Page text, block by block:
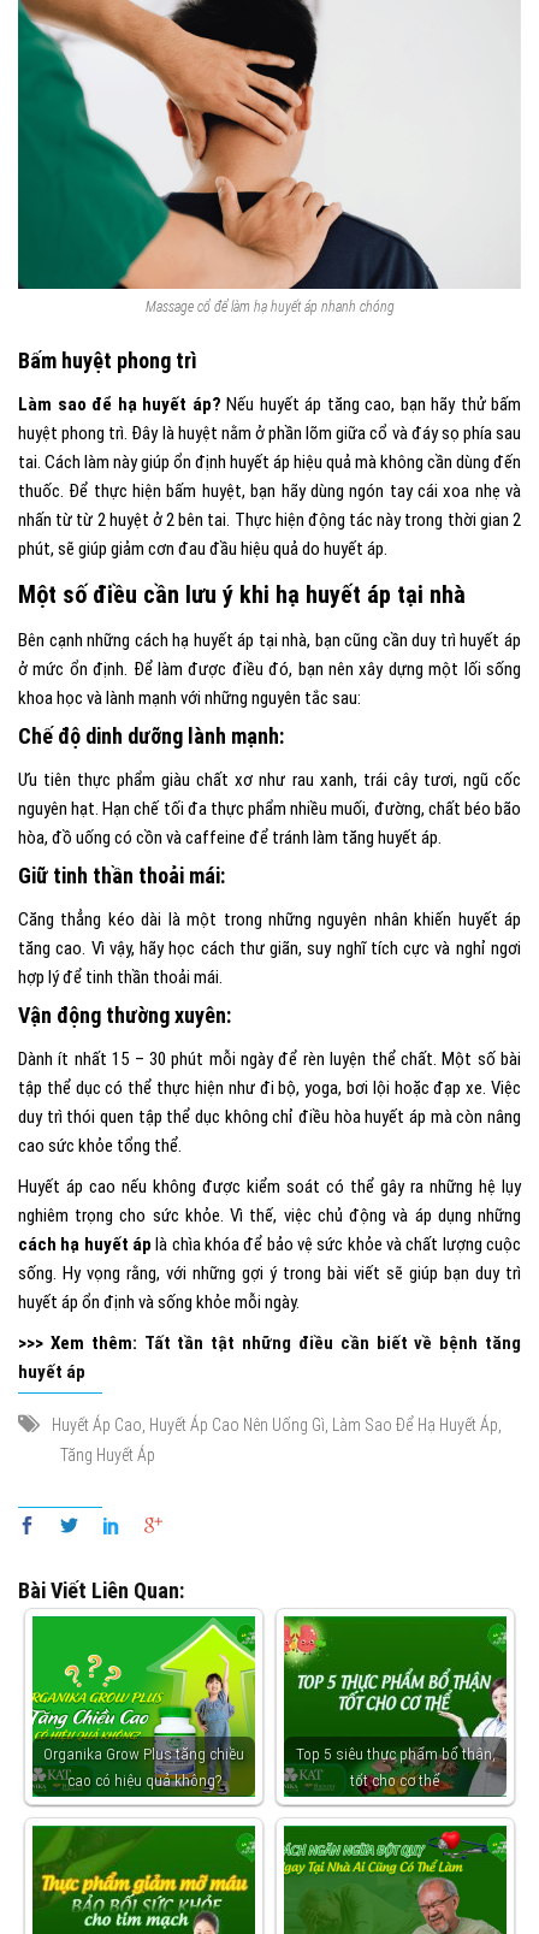
Massage cổ để làm hạ huyết áp nhanh chóng
Bấm huyệt phong trì
Làm sao để hạ huyết áp? Nếu huyết áp tăng cao, bạn hãy thử bấm
huyệt phong trì. Đây là huyệt nằm ở phần lõm giữa cổ và đáy sọ phía sau
tai. Cách làm này giúp ổn định huyết áp hiệu quả mà không cần dùng đến
thuốc. Để thực hiện bấm huyệt, bạn hãy dùng ngón tay cái xoa nhẹ và
nhấn từ từ 2 huyệt ở 2 bên tai. Thực hiện động tác này trong thời gian 2
phút, sẽ giúp giảm cơn đau đầu hiệu quả do huyết áp.
Một số điều cần lưu ý khi hạ huyết áp tại nhà
Bên cạnh những cách hạ huyết áp tại nhà, bạn cũng cần duy trì huyết áp
ở mức ổn định. Để làm được điều đó, bạn nên xây dựng một lối sống
khoa học và lành mạnh với những nguyên tắc sau:
Chế độ dinh dưỡng lành mạnh:
Ưu tiên thực phẩm giàu chất xơ như rau xanh, trái cây tươi, ngũ cốc
nguyên hạt. Hạn chế tối đa thực phẩm nhiều muối, đường, chất béo bão
hòa, đồ uống có cồn và caffeine để tránh làm tăng huyết áp.
Giữ tinh thần thoải mái:
Căng thẳng kéo dài là một trong những nguyên nhân khiến huyết áp
tăng cao. Vì vậy, hãy học cách thư giãn, suy nghĩ tích cực và nghỉ ngơi
hợp lý để tinh thần thoải mái.
Vận động thường xuyên:
Dành ít nhất 15 – 30 phút mỗi ngày để rèn luyện thể chất. Một số bài
tập thể dục có thể thực hiện như đi bộ, yoga, bơi lội hoặc đạp xe. Việc
duy trì thói quen tập thể dục không chỉ điều hòa huyết áp mà còn nâng
cao sức khỏe tổng thể.
Huyết áp cao nếu không được kiểm soát có thể gây ra những hệ lụy
nghiêm trọng cho sức khỏe. Vì thế, việc chủ động và áp dụng những
cách hạ huyết áp là chìa khóa để bảo vệ sức khỏe và chất lượng cuộc
sống. Hy vọng rằng, với những gợi ý trong bài viết sẽ giúp bạn duy trì
huyết áp ổn định và sống khỏe mỗi ngày.
>>> Xem thêm: Tất tần tật những điều cần biết về bệnh tăng
huyết áp
Huyết Áp Cao, Huyết Áp Cao Nên Uống Gì, Làm Sao Để Hạ Huyết Áp,
Tăng Huyết Áp
Bài Viết Liên Quan:
Organika Grow Plus tăng chiều
cao có hiệu quả không?
Top 5 siêu thực phẩm bổ thận,
tốt cho cơ thể